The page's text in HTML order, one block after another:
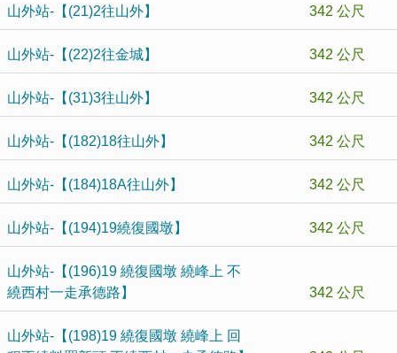
山外站-【(21)2往山外】 342 公尺
山外站-【(22)2往金城】 342 公尺
山外站-【(31)3往山外】 342 公尺
山外站-【(182)18往山外】 342 公尺
山外站-【(184)18A往山外】 342 公尺
山外站-【(194)19繞復國墩】 342 公尺
山外站-【(196)19 繞復國墩 繞峰上 不
繞西村一走承德路】
342 公尺
山外站-【(198)19 繞復國墩 繞峰上 回